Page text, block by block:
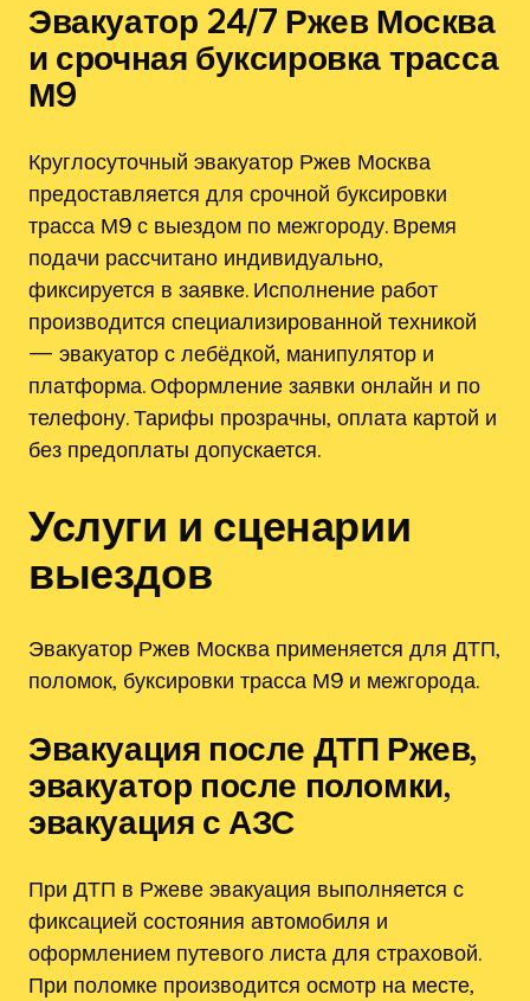
Эвакуатор 24/7 Ржев Москва
и срочная буксировка трасса
М9
Круглосуточный эвакуатор Ржев Москва
предоставляется для срочной буксировки
трасса М9 с выездом по межгороду. Время
подачи рассчитано индивидуально‚
фиксируется в заявке. Исполнение работ
производится специализированной техникой
— эвакуатор с лебёдкой‚ манипулятор и
платформа. Оформление заявки онлайн и по
телефону. Тарифы прозрачны‚ оплата картой и
без предоплаты допускается.
Услуги и сценарии
выездов
Эвакуатор Ржев Москва применяется для ДТП‚
поломок‚ буксировки трасса М9 и межгорода.
Эвакуация после ДТП Ржев‚
эвакуатор после поломки‚
эвакуация с АЗС
При ДТП в Ржеве эвакуация выполняется с
фиксацией состояния автомобиля и
оформлением путевого листа для страховой.
При поломке производится осмотр на месте‚